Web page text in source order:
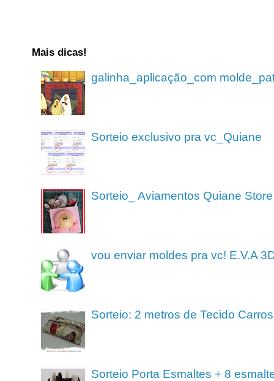
Mais dicas!
galinha_aplicação_com
Sorteio exclusivo pra vc_Quiane
Sorteio_ Aviamentos Quiane Store
vou enviar moldes pra vc! E.V.A
Sorteio: 2 metros de Tecido Carros
Sorteio Porta Esmaltes + 8